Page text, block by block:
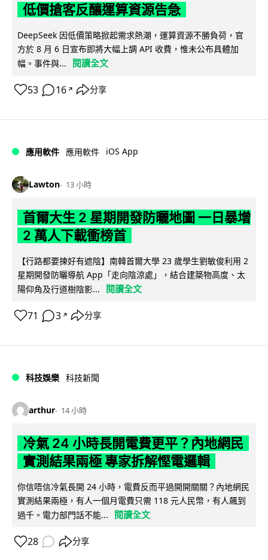
低價搶客反釀運算資源告急
DeepSeek 因低價策略掀起需求熱潮，運算資源不勝負荷，官
方於 8 月 6 日宣布即將大幅上調 API 收費，惟未公布具體加
幅。事件與...
閱讀全文
53 16 ↗ 分享
應用軟件 應用軟件 iOS App
Lawton 13 小時
首爾大生 2 星期開發防曬地圖 一日暴增
2 萬人下載衝榜首
【行路都要揀好有遮陰】南韓首爾大學 23 歲學生劉敏俊利用 2
星期開發防曬導航 App「走向陰涼處」，結合建築物高度、太
陽仰角及行道樹陰影...
閱讀全文
71 3 ↗ 分享
科技娛樂 科技新聞
arthur 14 小時
冷氣 24 小時長開電費更平？內地網民
實測結果兩極 專家拆解慳電邏輯
你信唔信冷氣長開 24 小時，電費反而平過開開關關？內地網民
實測結果兩極，有人一個月電費只需 118 元人民幣，有人飆到
過千。電力部門話不能...
閱讀全文
28 分享